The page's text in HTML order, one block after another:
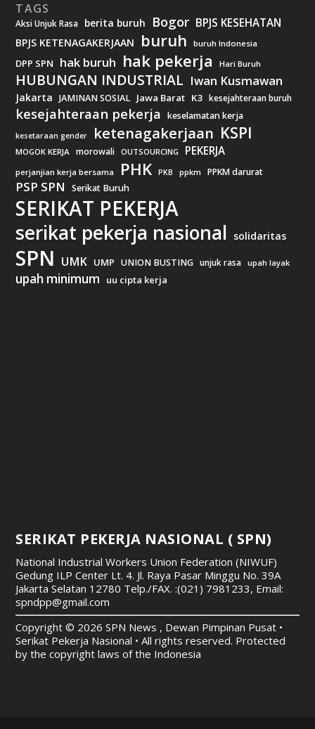
TAGS
Aksi Unjuk Rasa berita buruh Bogor BPJS KESEHATAN
BPJS KETENAGAKERJAAN buruh buruh Indonesia
DPP SPN hak buruh hak pekerja Hari Buruh
HUBUNGAN INDUSTRIAL Iwan Kusmawan
Jakarta JAMINAN SOSIAL Jawa Barat K3 kesejahteraan buruh
kesejahteraan pekerja keselamatan kerja
kesetaraan gender ketenagakerjaan KSPI
MOGOK KERJA morowali OUTSOURCING PEKERJA
perjanjian kerja bersama PHK PKB ppkm PPKM darurat
PSP SPN Serikat Buruh
SERIKAT PEKERJA
serikat pekerja nasional solidaritas
SPN UMK UMP UNION BUSTING unjuk rasa upah layak
upah minimum uu cipta kerja
SERIKAT PEKERJA NASIONAL ( SPN)
National Industrial Workers Union Federation (NIWUF)
Gedung ILP Center Lt. 4. Jl. Raya Pasar Minggu No. 39A
Jakarta Selatan 12780 Telp./FAX. :(021) 7981233, Email:
spndpp@gmail.com
Copyright © 2026 SPN News , Dewan Pimpinan Pusat •
Serikat Pekerja Nasional • All rights reserved. Protected
by the copyright laws of the Indonesia